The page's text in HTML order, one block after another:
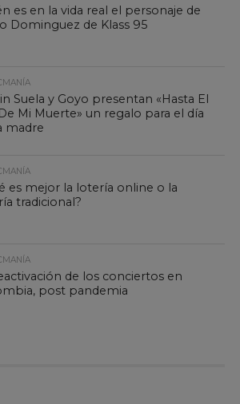
es en la vida real el personaje de
Dominguez de Klass 95
Suela y Goyo presentan «Hasta El
Mi Muerte» un regalo para el día
madre
es mejor la lotería online o la
tradicional?
de los conciertos en
post pandemia